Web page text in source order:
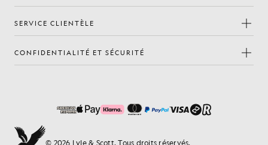
SERVICE CLIENTÈLE
CONFIDENTIALITÉ ET SÉCURITÉ
© 2026 Lyle & Scott. Tous droits réservés.